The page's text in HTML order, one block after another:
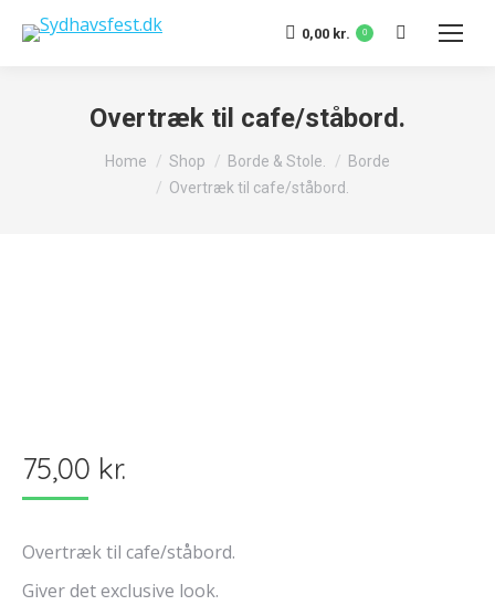
0,00 kr. 0 Search:
Overtræk til cafe/ståbord.
You are here:Home Shop Borde & Stole.
Borde
Overtræk til cafe/ståbord.
75,00 kr.
Overtræk til cafe/ståbord.
Giver det exclusive look.